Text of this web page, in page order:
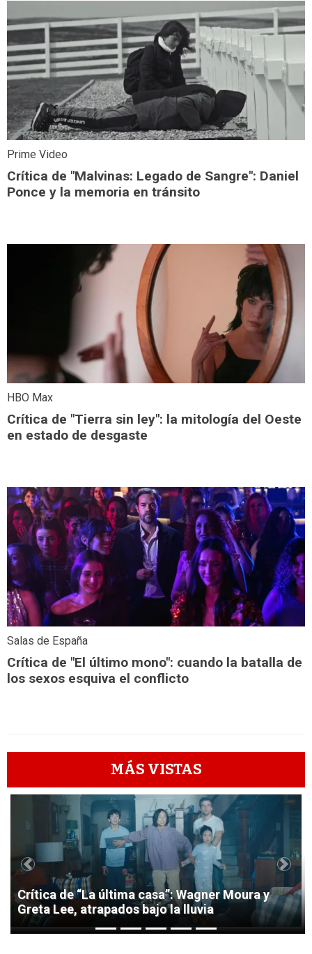
Prime Video
Crítica de "Malvinas: Legado de Sangre": Daniel
Ponce y la memoria en tránsito
HBO Max
Crítica de "Tierra sin ley": la mitología del Oeste
en estado de desgaste
Salas de España
Crítica de "El último mono": cuando la batalla de
los sexos esquiva el conflicto
MÁS VISTAS
1
Crítica de “La última casa”: Wagner Moura y
Greta Lee, atrapados bajo la lluvia
Previous Next